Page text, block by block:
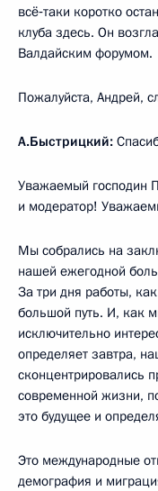
всё‑таки коротко
клуба здесь. Он
Валдайским форумом.
Пожалуйста, Андрей,
А.Быстрицкий:
Уважаемый господин
и модератор!
Мы собрались на
нашей ежегодной
За три дня работы,
большой путь. И, как
исключительно
определяет завтра,
сконцентрировались
современной жизни,
это будущее и
Это международные
демография и